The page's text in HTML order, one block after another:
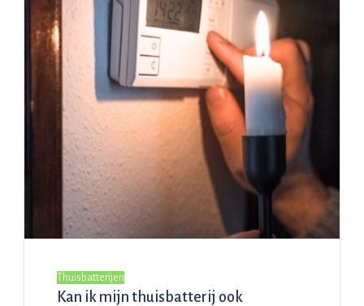
Thuisbatterijen
Kan ik mijn thuisbatterij ook